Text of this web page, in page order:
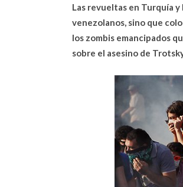
Las revueltas en Turquía
venezolanos, sino que
los zombis emancipados
sobre el asesino de